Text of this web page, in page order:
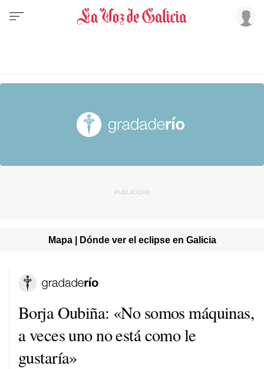
Mapa | Dónde ver el eclipse en Galicia
Borja Oubiña: «No somos máquinas,
a veces uno no está como le
gustaría»